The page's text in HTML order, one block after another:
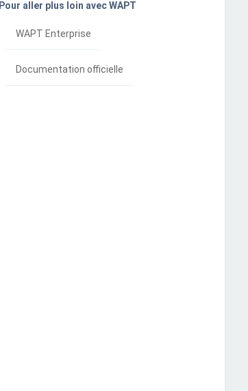
Pour aller plus loin avec WAPT
WAPT Enterprise
Documentation officielle